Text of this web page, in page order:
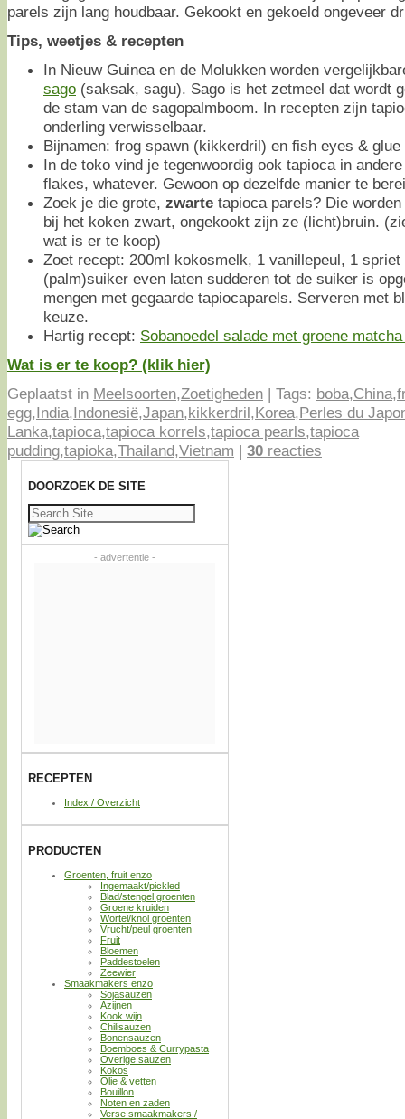
parels zijn lang houdbaar. Gekookt en gekoeld ongeveer
Tips, weetjes & recepten
In Nieuw Guinea en de Molukken worden
sago (saksak, sagu). Sago is het zetmeel dat wordt
de stam van de sagopalmboom. In recepten zijn
onderling verwisselbaar.
Bijnamen: frog spawn (kikkerdril) en fish eyes &
In de toko vind je tegenwoordig ook tapioca in
flakes, whatever. Gewoon op dezelfde manier te
Zoek je die grote, zwarte tapioca parels? Die
bij het koken zwart, ongekookt zijn ze (licht)bruin.
wat is er te koop)
Zoet recept: 200ml kokosmelk, 1 vanillepeul, 1 spriet
(palm)suiker even laten sudderen tot de suiker is
mengen met gegaarde tapiocaparels. Serveren met
keuze.
Hartig recept: Sobanoedel salade met groene
Wat is er te koop? (klik hier)
Geplaatst in Meelsoorten,Zoetigheden | Tags: boba,China,
egg,India,Indonesië,Japan,kikkerdril,Korea,Perles du
Lanka,tapioca,tapioca korrels,tapioca pearls,tapioca
pudding,tapioka,Thailand,Vietnam | 30 reacties
DOORZOEK DE SITE
Zoeken
naar:
- advertentie -
RECEPTEN
Index / Overzicht
PRODUCTEN
Groenten, fruit enzo
Ingemaakt/pickled
Blad/stengel groenten
Groene kruiden
Wortel/knol groenten
Vrucht/peul groenten
Fruit
Bloemen
Paddestoelen
Zeewier
Smaakmakers enzo
Sojasauzen
Azijnen
Kook wijn
Chilisauzen
Bonensauzen
Boemboes & Currypasta
Overige sauzen
Kokos
Olie & vetten
Bouillon
Noten en zaden
Verse smaakmakers /